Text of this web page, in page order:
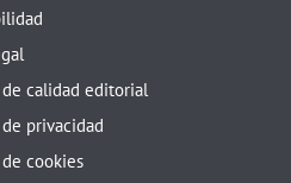
calidad editorial
privacidad
cookies